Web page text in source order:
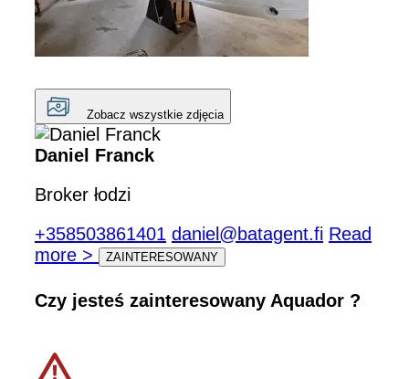
Zobacz wszystkie zdjęcia
Daniel Franck
Broker łodzi
+358503861401 daniel@batagent.fi Read
more >
ZAINTERESOWANY
Czy jesteś zainteresowany Aquador ?